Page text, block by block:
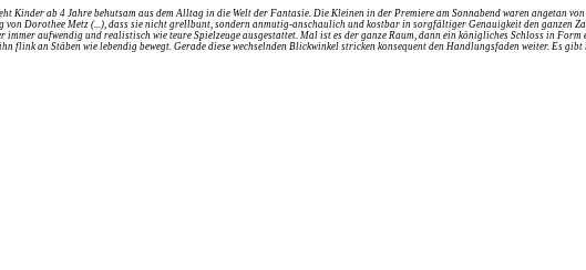
ab 4 Jahre behutsam aus dem Alltag in die Welt der Fantasie. Die Kleinen in der Premiere am Sonnabend waren angetan
Dorothee Metz (...), dass sie nicht grellbunt, sondern anmutig-anschaulich und kostbar in sorgfältiger Genauigkeit den ganzen
aufwendig und realistisch wie teure Spielzeuge ausgestattet. Mal ist es der ganze Raum, dann ein königliches Schloss in
an Stäben wie lebendig bewegt. Gerade diese wechselnden Blickwinkel stricken konsequent den Handlungsfaden weiter. Es